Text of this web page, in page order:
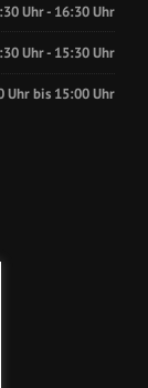
Uhr - 16:30 Uhr
Uhr - 15:30 Uhr
Uhr bis 15:00 Uhr